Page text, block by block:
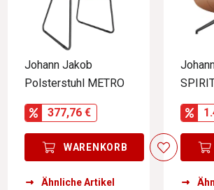
Johann Jakob
Polsterstuhl METRO
377,76 €
WARENKORB
Ähnliche Artikel